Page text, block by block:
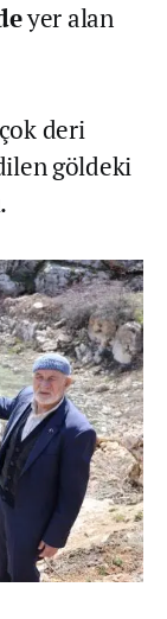
yer alan
deri
göldeki